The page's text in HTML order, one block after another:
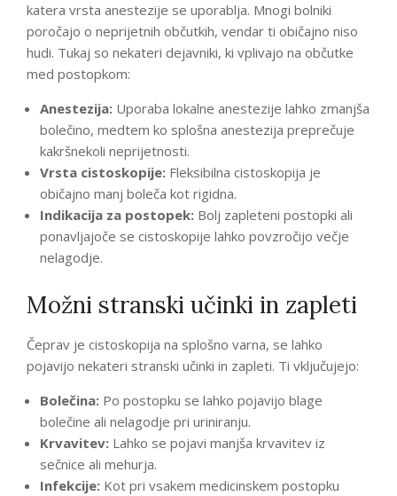
katera vrsta anestezije se uporablja. Mnogi bolniki
poročajo o neprijetnih občutkih, vendar ti običajno niso
hudi. Tukaj so nekateri dejavniki, ki vplivajo na občutke
med postopkom:
Anestezija: Uporaba lokalne anestezije lahko zmanjša
bolečino, medtem ko splošna anestezija preprečuje
kakršnekoli neprijetnosti.
Vrsta cistoskopije: Fleksibilna cistoskopija je
običajno manj boleča kot rigidna.
Indikacija za postopek: Bolj zapleteni postopki ali
ponavljajoče se cistoskopije lahko povzročijo večje
nelagodje.
Možni stranski učinki in zapleti
Čeprav je cistoskopija na splošno varna, se lahko
pojavijo nekateri stranski učinki in zapleti. Ti vključujejo:
Bolečina: Po postopku se lahko pojavijo blage
bolečine ali nelagodje pri uriniranju.
Krvavitev: Lahko se pojavi manjša krvavitev iz
sečnice ali mehurja.
Infekcije: Kot pri vsakem medicinskem postopku